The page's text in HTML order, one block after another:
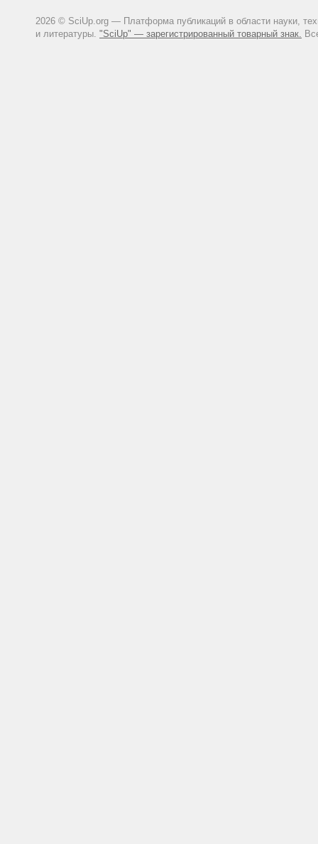
2026 © SciUp.org — Платформа публикаций в области науки,
и литературы. "SciUp" — зарегистрированный товарный знак.